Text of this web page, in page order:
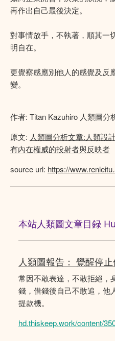
再作出自己最後決定。
對事情放手，不執著，順其一
明自在。
更覺察感應別他人的感覺及反
變。
作者: Titan Kazuhiro 人類圖分
原文: 人類圖分析文章:人類設
有內在權威的投射者與反映者
source url: https://
本站人類圖文章目録
人類圖報告： 覺醒停
常因不敢表達，不敢拒絕，
錢，借錢後自己不敢追，他
提款機。
hd.thiskeep.work/content/